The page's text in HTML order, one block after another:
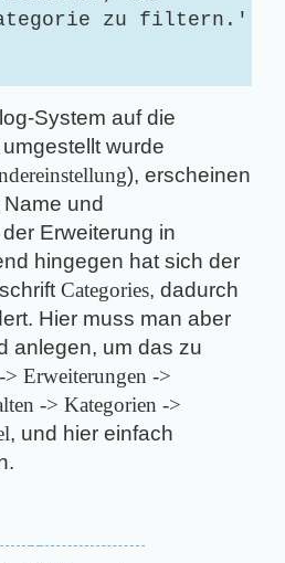
zu filtern.'
System auf die
wurde
), erscheinen
und
Erweiterung in
hingegen hat sich der
Categories, dadurch
Hier muss man aber
anlegen, um das zu
> Erweiterungen ->
-> Kategorien ->
, und hier einfach